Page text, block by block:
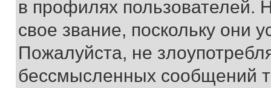
в профилях
свое звание, поскольку они
Пожалуйста, не
бессмысленных сообщений